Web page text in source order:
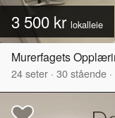
3 500 kr lokalleie
24seter · 30stående ·